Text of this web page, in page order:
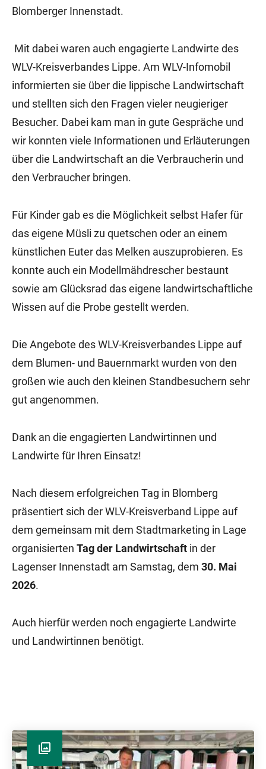
Blomberger Innenstadt.
Mit dabei waren auch engagierte Landwirte des
WLV-Kreisverbandes Lippe. Am WLV-Infomobil
informierten sie über die lippische Landwirtschaft
und stellten sich den Fragen vieler neugieriger
Besucher. Dabei kam man in gute Gespräche und
wir konnten viele Informationen und Erläuterungen
über die Landwirtschaft an die Verbraucherin und
den Verbraucher bringen.
Für Kinder gab es die Möglichkeit selbst Hafer für
das eigene Müsli zu quetschen oder an einem
künstlichen Euter das Melken auszuprobieren. Es
konnte auch ein Modellmähdrescher bestaunt
sowie am Glücksrad das eigene landwirtschaftliche
Wissen auf die Probe gestellt werden.
Die Angebote des WLV-Kreisverbandes Lippe auf
dem Blumen- und Bauernmarkt wurden von den
großen wie auch den kleinen Standbesuchern sehr
gut angenommen.
Dank an die engagierten Landwirtinnen und
Landwirte für Ihren Einsatz!
Nach diesem erfolgreichen Tag in Blomberg
präsentiert sich der WLV-Kreisverband Lippe auf
dem gemeinsam mit dem Stadtmarketing in Lage
organisierten Tag der Landwirtschaft in der
Lagenser Innenstadt am Samstag, dem 30. Mai
2026.
Auch hierfür werden noch engagierte Landwirte
und Landwirtinnen benötigt.